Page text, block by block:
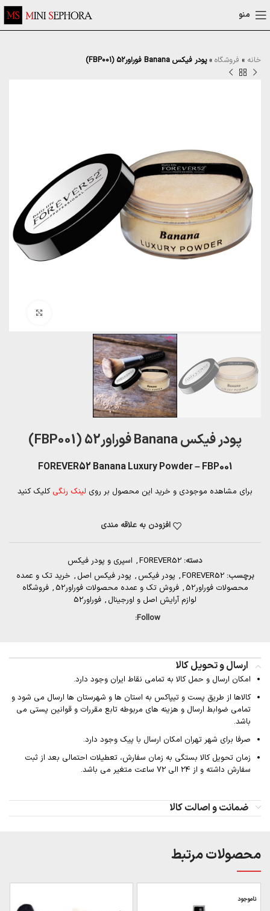
منو
خانه » فروشگاه »پودر فیکس Banana فوراور52 (FBP001)
پودر فیکس Banana فوراور52 (FBP001)
FOREVER52 Banana Luxury Powder – FBP001
برای مشاهده موجودی و خرید این محصول بر روی لینک رنگی کلیک کنید
افزودن به علاقه مندی
دسته: FOREVER52
, اسپری و پودر فیکس
برچسب: FOREVER52
, پودر فیکس , پودر فیکس اصل , خرید تک و عمده
محصولات فوراور52
, فروش تک و عمده محصولات فوراور52 , فروشگاه
لوازم آرایش اصل و اورجینال , فوراور52
Follow:
ارسال و تحویل کالا
امکان ارسال و حمل کالا به تمامی نقاط ایران وجود دارد.
کالاها از طریق پست و تیپاکس به استان ها و شهرستان ها ارسال می شود و
تمامی ضوابط ارسال و هزینه های مربوطه تابع مقررات و قوانین پستی می
باشد.
صرفا برای شهر تهران امکان ارسال با پیک وجود دارد.
زمان تحویل کالا بستگی به زمان سفارش، تعطیلات احتمالی بعد از ثبت
سفارش داشته و از 24 الی 72 ساعت متغیر می باشد.
ضمانت و اصالت کالا
محصولات مرتبط
ناموجود